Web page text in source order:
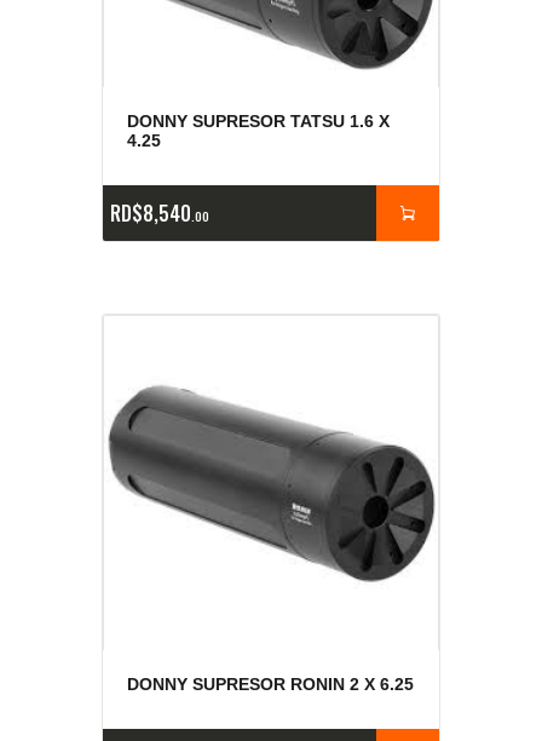
DONNY SUPRESOR TATSU 1.6 X
4.25
RD$8,540 00
DONNY SUPRESOR RONIN 2 X 6.25